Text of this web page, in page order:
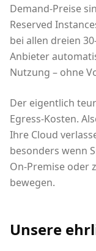
Demand-Preise
Reserved
bei allen dreien
Anbieter
Nutzung – ohne
Der eigentlich
Egress-Kosten.
Ihre Cloud
besonders wenn
On-Premise oder
bewegen.
Unsere